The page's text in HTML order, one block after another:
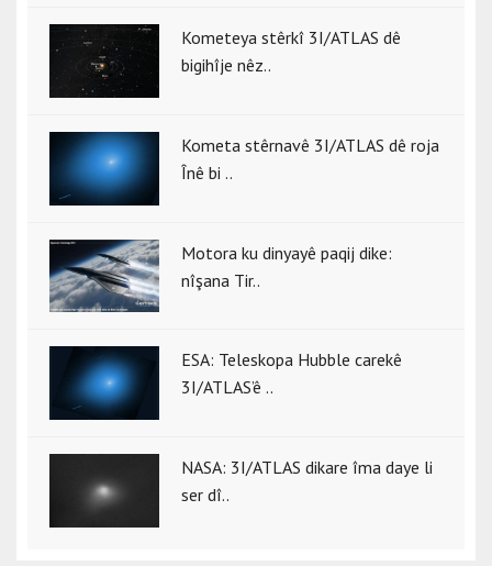
Kometeya stêrkî 3I/ATLAS dê
bigihîje nêz..
Kometa stêrnavê 3I/ATLAS dê roja
Înê bi ..
Motora ku dinyayê paqij dike:
nîşana Tir..
ESA: Teleskopa Hubble carekê
3I/ATLAS’ê ..
NASA: 3I/ATLAS dikare îma daye li
ser dî..